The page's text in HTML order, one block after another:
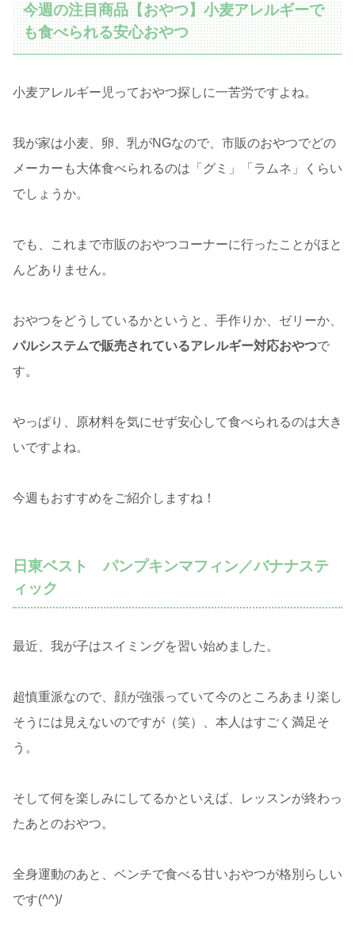
今週の注目商品【おやつ】小麦アレルギーで
も食べられる安心おやつ
小麦アレルギー児っておやつ探しに一苦労ですよね。
我が家は小麦、卵、乳がNGなので、市販のおやつでどの
メーカーも大体食べられるのは「グミ」「ラムネ」くらい
でしょうか。
でも、これまで市販のおやつコーナーに行ったことがほと
んどありません。
おやつをどうしているかというと、手作りか、ゼリーか、
パルシステムで販売されているアレルギー対応おやつで
す。
やっぱり、原材料を気にせず安心して食べられるのは大き
いですよね。
今週もおすすめをご紹介しますね！
日東ベスト パンプキンマフィン／バナナステ
ィック
最近、我が子はスイミングを習い始めました。
超慎重派なので、顔が強張っていて今のところあまり楽し
そうには見えないのですが（笑）、本人はすごく満足そ
う。
そして何を楽しみにしてるかといえば、レッスンが終わっ
たあとのおやつ。
全身運動のあと、ベンチで食べる甘いおやつが格別らしい
です(^^)/